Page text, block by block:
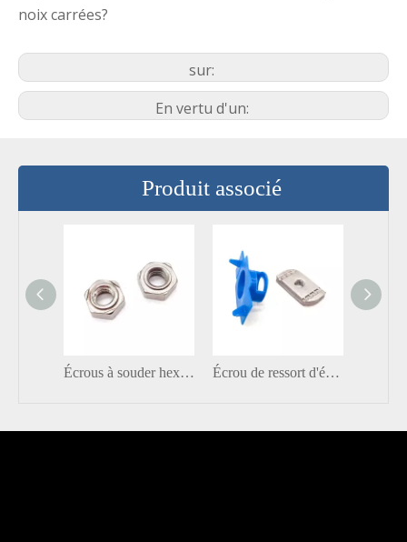
noix carrées?
sur:
En vertu d'un:
Produit associé
Écrous à souder hexagonaux en acier inoxydable A2-70 A4-80 DIN929 Écrou de ressort d'écrou de canal d'acier au carbone galvanisé à chaud avec l'aile en plastique